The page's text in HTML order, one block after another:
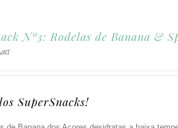
Nº3: Rodelas de Banana &
SuperSnacks!